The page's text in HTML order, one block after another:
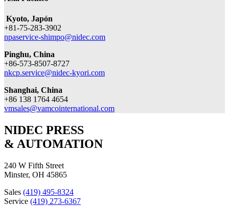
Kyoto, Japón
+81-75-283-3902
npaservice-shimpo@nidec.com
Pinghu, China
+86-573-8507-8727
nkcp.service@nidec-kyori.com
Shanghai, China
+86 138 1764 4654
vmsales@vamcointernational.com
NIDEC PRESS
& AUTOMATION
240 W Fifth Street
Minster, OH 45865
Sales (419) 495-8324
Service (419) 273-6367